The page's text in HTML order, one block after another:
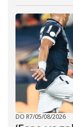
DO R7/05/08/2026